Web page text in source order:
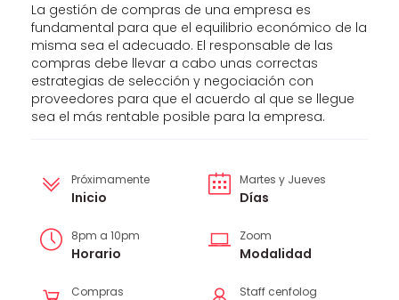
La gestión de compras de una empresa es
fundamental para que el equilibrio económico de la
misma sea el adecuado. El responsable de las
compras debe llevar a cabo unas correctas
estrategias de selección y negociación con
proveedores para que el acuerdo al que se llegue
sea el más rentable posible para la empresa.
Próximamente
Inicio
Martes y Jueves
Días
8pm a 10pm
Horario
Zoom
Modalidad
Compras Staff cenfolog